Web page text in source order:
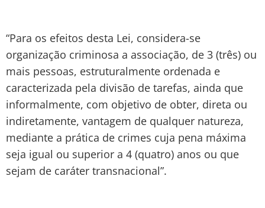
“Para os efeitos desta Lei, considera-se
organização criminosa a associação, de 3 (três) ou
mais pessoas, estruturalmente ordenada e
caracterizada pela divisão de tarefas, ainda que
informalmente, com objetivo de obter, direta ou
indiretamente, vantagem de qualquer natureza,
mediante a prática de crimes cuja pena máxima
seja igual ou superior a 4 (quatro) anos ou que
sejam de caráter transnacional”.